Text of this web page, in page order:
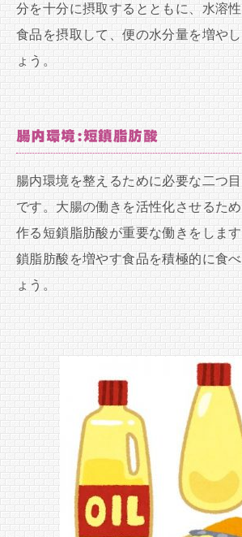
分を十分に摂取するとともに、水溶
食品を摂取して、便の水分量を増や
ょう。
腸内環境:短鎖脂肪酸
腸内環境を整えるために必要な二つ
です。大腸の働きを活性化させるた
作る短鎖脂肪酸が重要な働きをしま
鎖脂肪酸を増やす食品を積極的に食
ょう。